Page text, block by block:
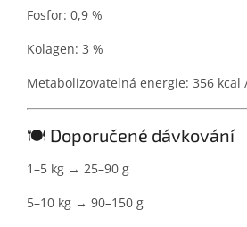
Fosfor: 0,9 %
Kolagen: 3 %
Metabolizovatelná energie: 356 kcal
🍽️ Doporučené dávkování
1–5 kg → 25–90 g
5–10 kg → 90–150 g